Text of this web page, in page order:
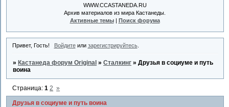
WWW.CCASTANEDA.RU
Архив материалов из мира Кастанеды.
Активные темы| Поиск форума
Привет, Гость! Войдитеили зарегистрируйтесь.
» Кастанеда форум Original »Сталкинг »Друзья в социуме и путь
воина
Друзья в социуме и путь воина
Страница:1 2 »